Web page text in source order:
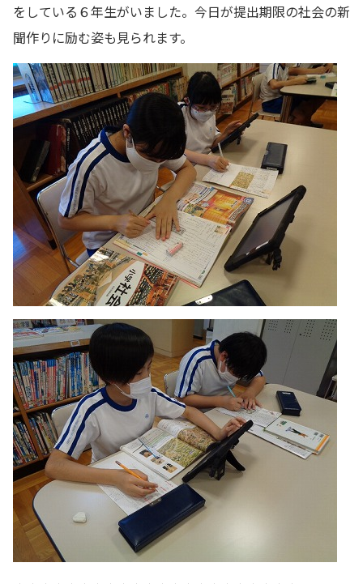
をしている６年生がいました。今日が提出期限の社会の新
聞作りに励む姿も見られます。